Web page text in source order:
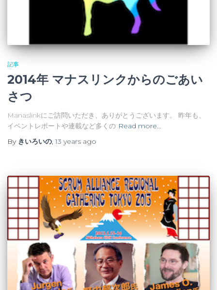
記事
2014年 マナスリンクからのごあい
さつ
Manaslinkにご訪問いただき、ありがとうございます。 昨年も、
イベントレポートや連載など多くの Read more…
By きいろいの,13 years ago